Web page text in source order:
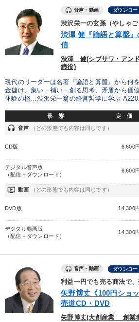
音声・動画 ダウンロー
渋沢栄一の玄孫（やしゃ
渋澤 健『論語と算盤
信
渋澤 健(シブサワ・アン
締役)
現代のリーダーは名著『論語と算盤』から何
金儲け、集い・補い・創る思考、矛盾から価
体験の檻…渋沢栄一翁の経営哲学に学ぶ
形 態 定 価
headset 音声 （どの形態でも内容は同じです）
CD版 6,600
デジタル音声版
（配信＋ダウンロード）
6,600
ondemand_video 動画 （どの形態でも内容は同じです）
DVD版 14,300
デジタル動画版
（配信＋ダウンロード）
14,300
音声・動画 ダウンロー
利益一円でも売る商法で、
矢野博丈《100円ショ
売道CD・DVD
矢野博丈(大創産業 創業